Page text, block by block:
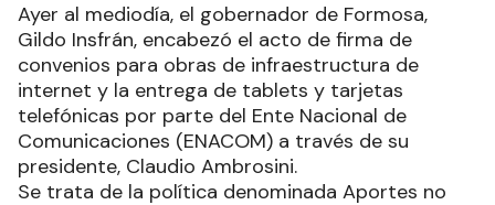
Ayer al mediodía, el gobernador de Formosa,
Gildo Insfrán, encabezó el acto de firma de
convenios para obras de infraestructura de
internet y la entrega de tablets y tarjetas
telefónicas por parte del Ente Nacional de
Comunicaciones (ENACOM) a través de su
presidente, Claudio Ambrosini.
Se trata de la política denominada Aportes no